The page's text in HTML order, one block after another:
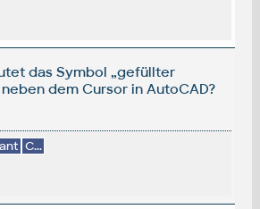
das Symbol „gefüllter
dem Cursor in AutoCAD?
C...